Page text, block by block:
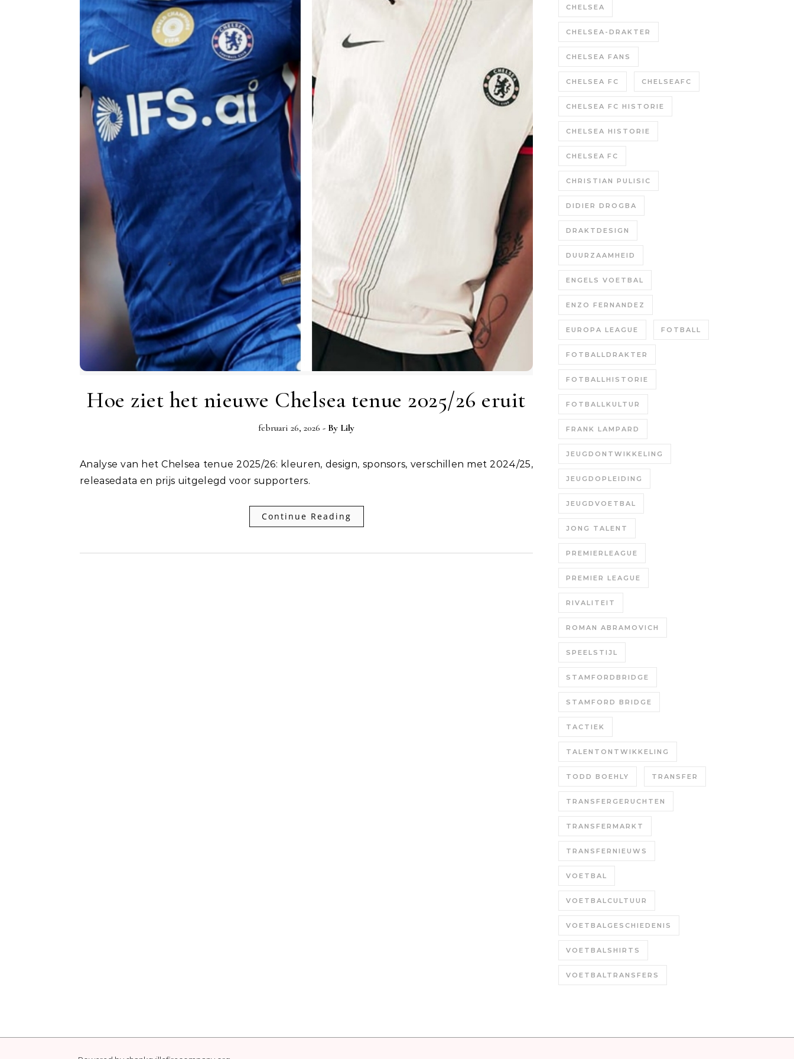
Hoe ziet het nieuwe Chelsea tenue 2025/26 eruit
februari 26, 2026 - By Lily
Analyse van het Chelsea tenue 2025/26: kleuren, design, sponsors, verschillen met 2024/25,
releasedata en prijs uitgelegd voor supporters.
Continue Reading
CHELSEA
CHELSEA-DRAKTER
CHELSEA FANS
CHELSEA FC CHELSEAFC
CHELSEA FC HISTORIE
CHELSEA HISTORIE
CHELSEA FC
CHRISTIAN PULISIC
DIDIER DROGBA
DRAKTDESIGN
DUURZAAMHEID
ENGELS VOETBAL
ENZO FERNANDEZ
EUROPA LEAGUE FOTBALL
FOTBALLDRAKTER
FOTBALLHISTORIE
FOTBALLKULTUR
FRANK LAMPARD
JEUGDONTWIKKELING
JEUGDOPLEIDING
JEUGDVOETBAL
JONG TALENT
PREMIERLEAGUE
PREMIER LEAGUE
RIVALITEIT
ROMAN ABRAMOVICH
SPEELSTIJL
STAMFORDBRIDGE
STAMFORD BRIDGE
TACTIEK
TALENTONTWIKKELING
TODD BOEHLY TRANSFER
TRANSFERGERUCHTEN
TRANSFERMARKT
TRANSFERNIEUWS
VOETBAL
VOETBALCULTUUR
VOETBALGESCHIEDENIS
VOETBALSHIRTS
VOETBALTRANSFERS